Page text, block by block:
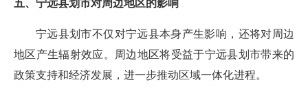
五、宁远县划市对周边地区的影响
宁远县划市不仅对宁远县本身产生影响，还将对周边
地区产生辐射效应。周边地区将受益于宁远县划市带来的
政策支持和经济发展，进一步推动区域一体化进程。